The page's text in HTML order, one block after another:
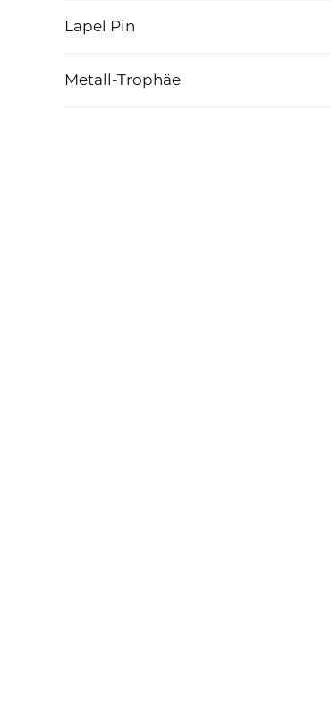
Lapel Pin
Metall-Trophäe